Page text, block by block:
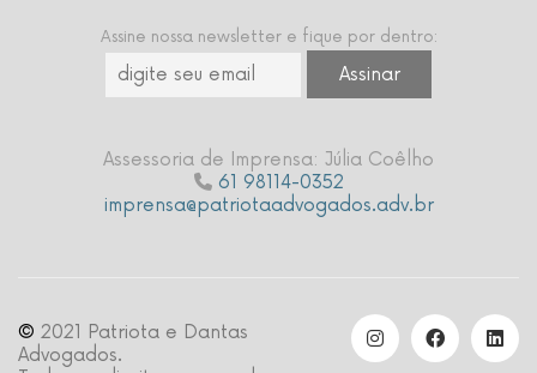
Assine nossa newsletter e fique por dentro:
Assessoria de Imprensa: Júlia Coêlho
61 98114-0352
imprensa@patriotaadvogados.adv.br
© 2021 Patriota e Dantas
Advogados.